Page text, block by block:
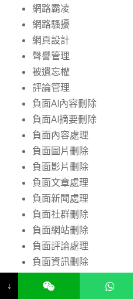
網路霸凌
網路騷擾
網頁設計
聲譽管理
被遺忘權
評論管理
負面AI內容刪除
負面AI摘要刪除
負面內容處理
負面圖片刪除
負面影片刪除
負面文章處理
負面新聞處理
負面社群刪除
負面網站刪除
負面評論處理
負面資訊刪除
連結建設
↓